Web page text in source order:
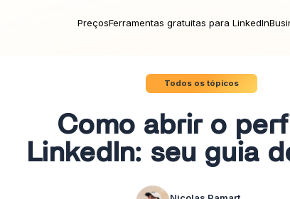
PreçosFerramentas gratuitas para LinkedIn
Todos os tópicos
Como abrir o
LinkedIn: seu guia